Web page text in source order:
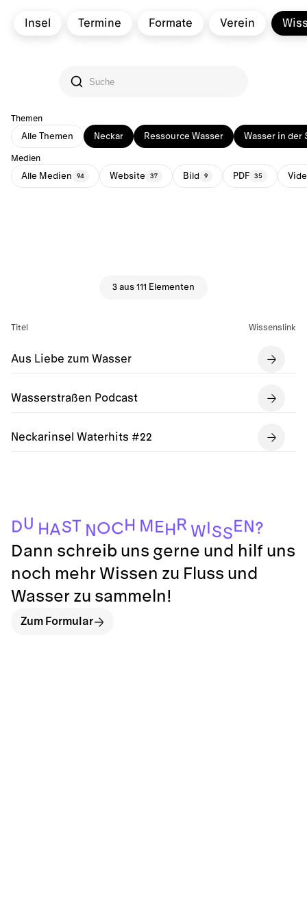
Insel Termine Formate Verein
Themen
Alle Themen Neckar Ressource Wasser Wasser in der
Medien
Alle Medien 94 Website 37 Bild 9 PDF 35
3 aus 111 Elementen
Titel Wissenslink
Aus Liebe zum Wasser
Wasserstraßen Podcast
Neckarinsel Waterhits #22
DU H AST N OC H M E H R W SS E N ?
Dann schreib uns gerne und hilf uns
noch mehr Wissen zu Fluss und
Wasser zu sammeln!
Zum Formular